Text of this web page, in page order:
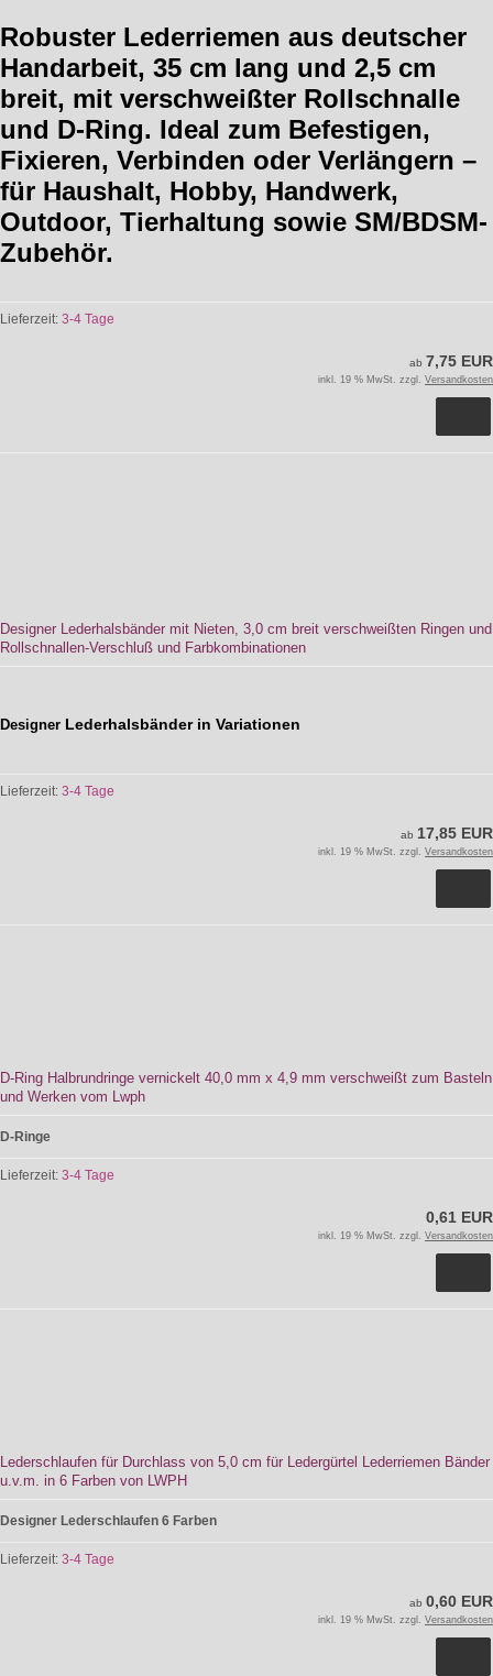
Robuster Lederriemen aus deutscher
Handarbeit, 35 cm lang und 2,5 cm
breit, mit verschweißter Rollschnalle
und D-Ring. Ideal zum Befestigen,
Fixieren, Verbinden oder Verlängern –
für Haushalt, Hobby, Handwerk,
Outdoor, Tierhaltung sowie SM/BDSM-
Zubehör.
Lieferzeit: 3-4 Tage
ab 7,75 EUR
inkl. 19 % MwSt. zzgl. Versandkosten
Designer Lederhalsbänder mit Nieten, 3,0 cm breit verschweißten Ringen und
Rollschnallen-Verschluß und Farbkombinationen
Designer Lederhalsbänder in Variationen
Lieferzeit: 3-4 Tage
ab 17,85 EUR
inkl. 19 % MwSt. zzgl. Versandkosten
D-Ring Halbrundringe vernickelt 40,0 mm x 4,9 mm verschweißt zum Basteln
und Werken vom Lwph
D-Ringe
Lieferzeit: 3-4 Tage
0,61 EUR
inkl. 19 % MwSt. zzgl. Versandkosten
Lederschlaufen für Durchlass von 5,0 cm für Ledergürtel Lederriemen Bänder
u.v.m. in 6 Farben von LWPH
Designer Lederschlaufen 6 Farben
Lieferzeit: 3-4 Tage
ab 0,60 EUR
inkl. 19 % MwSt. zzgl. Versandkosten